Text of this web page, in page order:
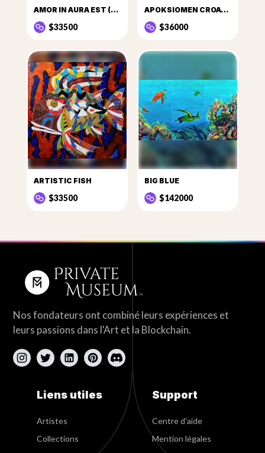
AMOR IN AURA EST (LOVE IS IN THE AIR)
$33500
APOKSIOMEN CROATICUS
$36000
ARTISTIC FISH
$33500
BIG BLUE
$142000
Nos fondateurs ont combiné leurs expériences et
leurs passions dans l'Art et la Blockchain.
Liens utiles
Artistes
Collections
Support
Centre d'aide
Mention légales